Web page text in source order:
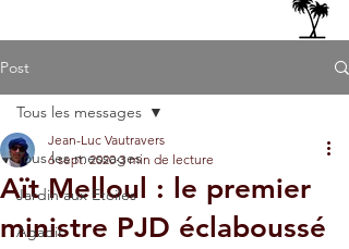
Post
Tous les messages
Jardin aux Etoiles
Agadir
Tous les messages
Aït Melloul : le premier
ministre PJD éclaboussé
Jean-Luc Vautravers
6 sept. 2020 3 min de lecture